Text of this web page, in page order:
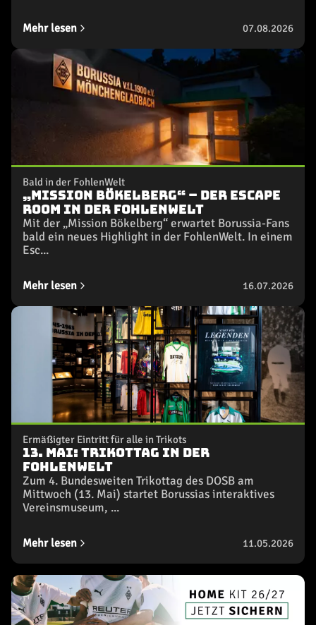
Mehr lesen 07.08.2026
Bald in der FohlenWelt
„Mission Bökelberg“ – Der Escape
Room in der FohlenWelt
Mit der „Mission Bökelberg“ erwartet Borussia-Fans
bald ein neues Highlight in der FohlenWelt. In einem
Esc...
Mehr lesen 16.07.2026
Ermäßigter Eintritt für alle in Trikots
13. Mai: Trikottag in der
FohlenWelt
Zum 4. Bundesweiten Trikottag des DOSB am
Mittwoch (13. Mai) startet Borussias interaktives
Vereinsmuseum, ...
Mehr lesen 11.05.2026